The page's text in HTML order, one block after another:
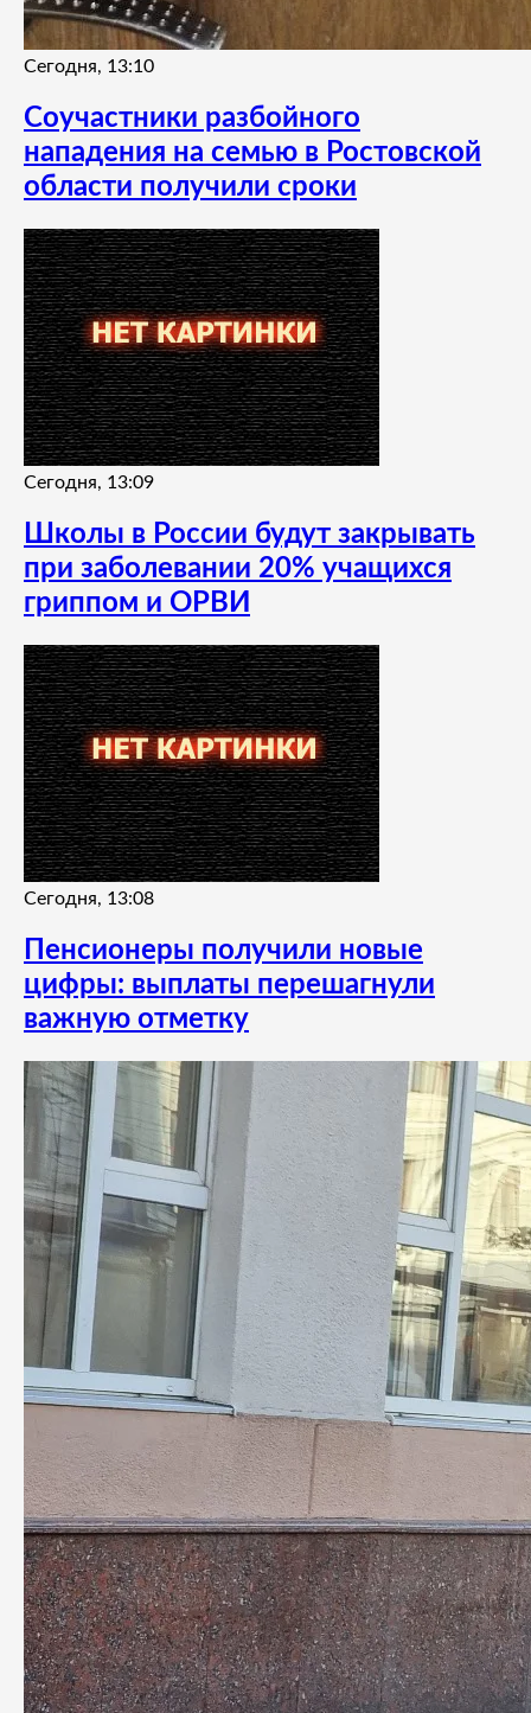
Сегодня, 13:10
Соучастники разбойного
нападения на семью в Ростовской
области получили сроки
Сегодня, 13:09
Школы в России будут закрывать
при заболевании 20% учащихся
гриппом и ОРВИ
Сегодня, 13:08
Пенсионеры получили новые
цифры: выплаты перешагнули
важную отметку